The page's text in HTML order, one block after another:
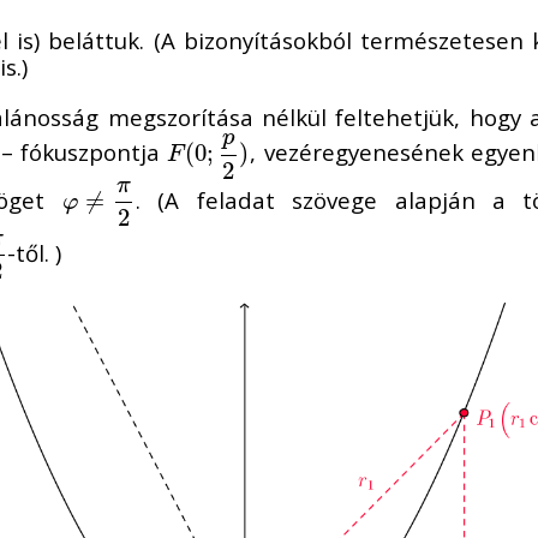
is) beláttuk. (A bizonyításokból természetesen
megszorítása nélkül feltehetjük, hogy
fókuszpontja F(0; p
2
)
F(0;p 2) , vezéregyenesének
φ ≠ π
2
φ ≠π 2 . (A feladat szövege alapján a
2-től. )